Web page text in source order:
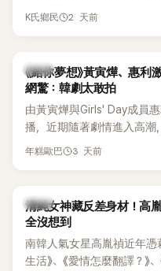
終不幸身亡，消息曝光後
K氏鄉民 2 天前
韓劇
《給你夢想》黃寅燁、惠
網驚：韓劇太敢拍
由黃寅燁與Girls' Day成員惠
播，近期隨著劇情進入高潮
新播出的第8集不僅上演火
年糕歐巴 3 天前
韓星
清純女神藏反差身材！高
全沒想到
南韓人氣女星高胤禎近年憑
生活》、《愛情怎麼翻譯？》